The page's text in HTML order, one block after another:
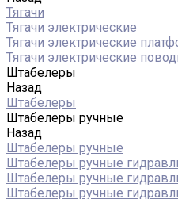
Тягачи
Тягачи электрические
Тягачи электрические
Тягачи электрические
Штабелеры
Назад
Штабелеры
Штабелеры ручные
Назад
Штабелеры ручные
Штабелеры ручные
Штабелеры ручные
Штабелеры ручные